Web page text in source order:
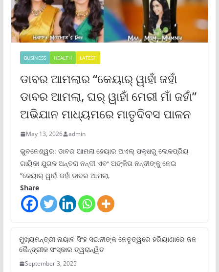
BUSINESS HEALTH LATEST
ଡାବର ଆମଲାର “କେୟାର୍ ୱାହାଁ ଜହାଁ
ଡାବର ଆମଲା, ଘର୍ ୱାହାଁ ମେରୀ ମାଁ ଜହାଁ”
ଅଭିଯାନ ମାଧ୍ୟମରେ ମାତୃଦିବସ ପାଳନ
May 13, 2026 admin
ଭୁବନେଶ୍ୱର: ଡାବର ଆମଲା ହେୟାର ଅଏଲ୍ ପକ୍ଷରୁ ଲୋକପ୍ରିୟ
ଗାୟିକା ଯୁଗଳ ଅନ୍ତରା ନନ୍ଦୀ ଏବଂ ଅଙ୍କିତା ନନ୍ଦୀଙ୍କୁ ନେଇ
“କେୟାର୍ ୱାହାଁ ଜହାଁ ଡାବର ଆମଲା,
Share
ମୁଖ୍ୟମନ୍ତ୍ରୀ ନାୟାବ ସିଂହ ସଇନୀଙ୍କ ନେତୃତ୍ୱରେ ହରିୟାଣାରେ ଜନ
କୈନ୍ଦ୍ରୀକ ସଂସ୍କାର ତ୍ୱରାନ୍ୱିତ
September 3, 2025